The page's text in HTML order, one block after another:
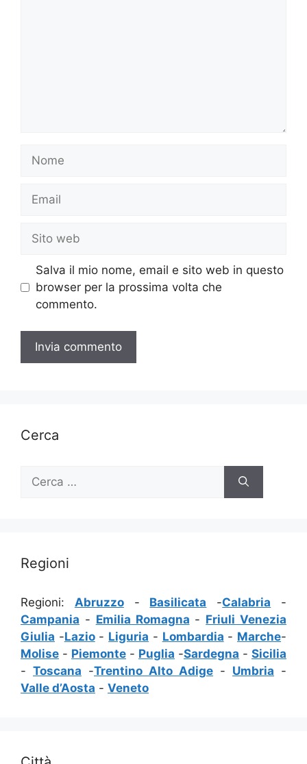
Nome
Email
Sito
web
Salva il mio nome, email e sito web in questo
browser per la prossima volta che
commento.
Cerca
per:
Regioni
Regioni: Abruzzo- Basilicata -Calabria -
Campania - Emilia Romagna - Friuli Venezia
Giulia -Lazio- Liguria - Lombardia - Marche-
Molise - Piemonte - Puglia -Sardegna - Sicilia
- Toscana -Trentino Alto Adige - Umbria -
Valle d’Aosta - Veneto